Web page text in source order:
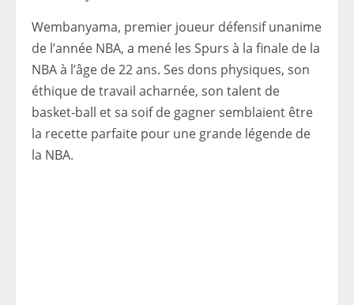
Wembanyama, premier joueur défensif unanime
de l’année NBA, a mené les Spurs à la finale de la
NBA à l’âge de 22 ans. Ses dons physiques, son
éthique de travail acharnée, son talent de
basket-ball et sa soif de gagner semblaient être
la recette parfaite pour une grande légende de
la NBA.